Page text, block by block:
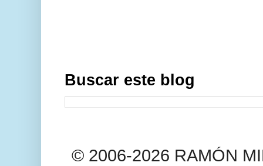
Buscar este blog
© 2006-2026 RAMÓN